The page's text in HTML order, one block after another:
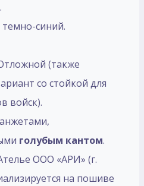
синий.
(также
со стойкой для
войск).
голубым кантом.
ООО «АРИ» (г.
на пошиве